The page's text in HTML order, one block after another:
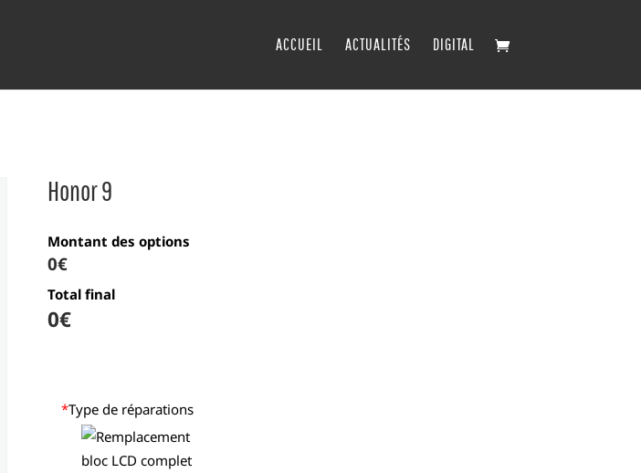
ACCUEIL ACTUALITÉS DIGITAL
Honor 9
Montant des options
0€
Total final
0€
*Type de réparations